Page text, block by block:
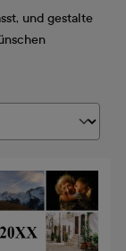
und gestalte